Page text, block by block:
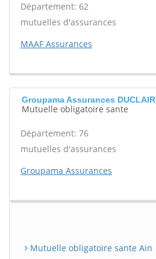
Département: 62
mutuelles d'assurances
MAAF Assurances
Groupama Assurances DUCLAIR
Mutuelle obligatoire sante
Département: 76
mutuelles d'assurances
Groupama Assurances
Mutuelle obligatoire sante Ain